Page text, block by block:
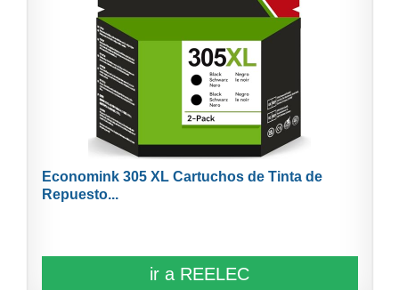
Economink 305 XL Cartuchos de Tinta de
Repuesto...
ir a REELEC